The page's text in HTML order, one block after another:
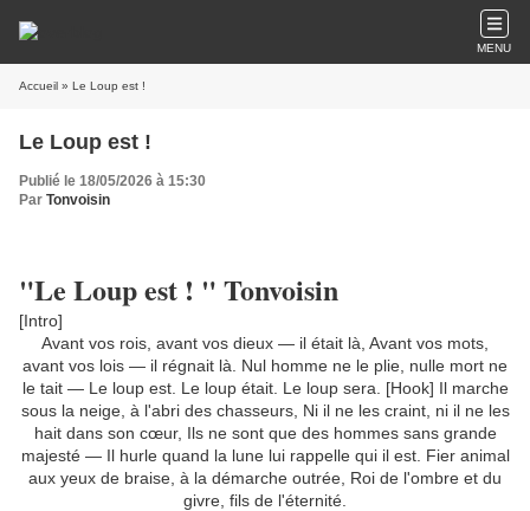
MENU
Accueil » Le Loup est !
Le Loup est !
Publié le 18/05/2026 à 15:30
Par Tonvoisin
"Le Loup est ! " Tonvoisin
[Intro]
Avant vos rois, avant vos dieux — il était là, Avant vos mots,
avant vos lois — il régnait là. Nul homme ne le plie, nulle mort ne
le tait — Le loup est. Le loup était. Le loup sera. [Hook] Il marche
sous la neige, à l'abri des chasseurs, Ni il ne les craint, ni il ne les
hait dans son cœur, Ils ne sont que des hommes sans grande
majesté — Il hurle quand la lune lui rappelle qui il est. Fier animal
aux yeux de braise, à la démarche outrée, Roi de l'ombre et du
givre, fils de l'éternité.